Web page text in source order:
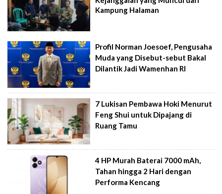
Kampung Halaman
Profil Norman Joesoef, Pengusaha
Muda yang Disebut-sebut Bakal
Dilantik Jadi Wamenhan RI
7 Lukisan Pembawa Hoki Menurut
Feng Shui untuk Dipajang di
Ruang Tamu
4 HP Murah Baterai 7000 mAh,
Tahan hingga 2 Hari dengan
Performa Kencang